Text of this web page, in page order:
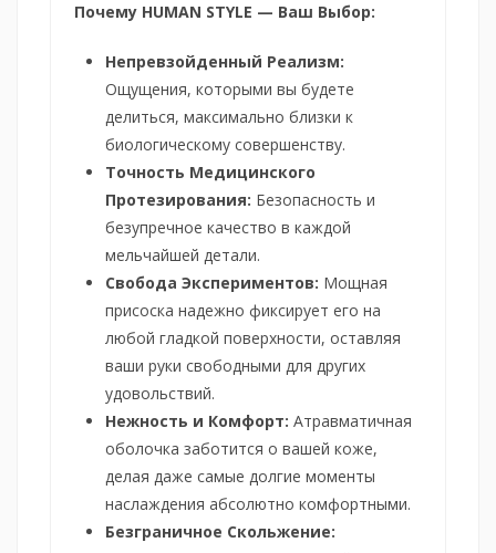
Почему HUMAN STYLE — Ваш Выбор:
Непревзойденный Реализм:
Ощущения, которыми вы будете
делиться, максимально близки к
биологическому совершенству.
Точность Медицинского
Протезирования: Безопасность и
безупречное качество в каждой
мельчайшей детали.
Свобода Экспериментов: Мощная
присоска надежно фиксирует его на
любой гладкой поверхности, оставляя
ваши руки свободными для других
удовольствий.
Нежность и Комфорт: Атравматичная
оболочка заботится о вашей коже,
делая даже самые долгие моменты
наслаждения абсолютно комфортными.
Безграничное Скольжение: